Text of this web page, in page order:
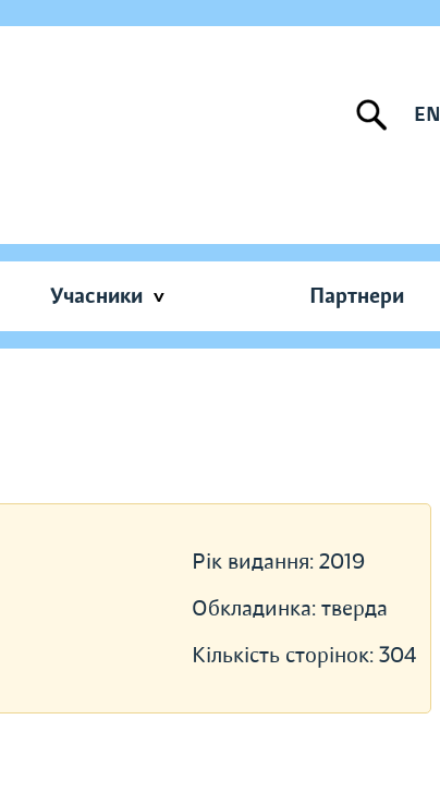
EN
Учасники Партнери
Рік видання: 2019
Обкладинка: тверда
Кількість сторінок: 304